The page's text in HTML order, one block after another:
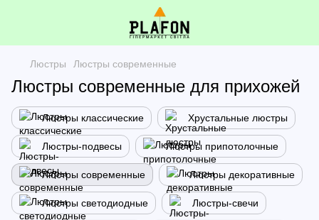
Люстры Люстры современные
Люстры современные для прихожей
Люстры классические Хрустальные люстры
Люстры-подвесы Люстры припотолочные
Люстры современные Люстры декоративные
Люстры светодиодные Люстры-свечи